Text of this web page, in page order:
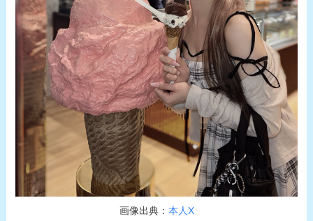
画像出典： 本人X